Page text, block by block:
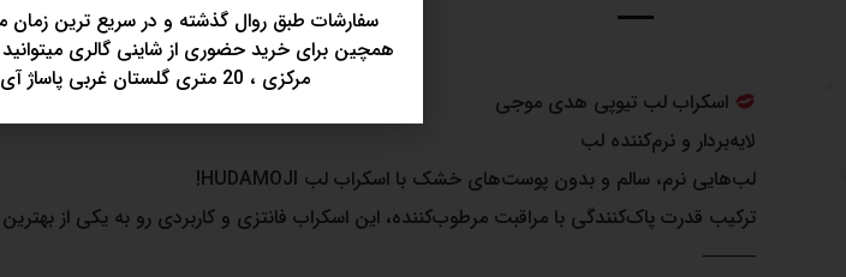
اسکراب لب تیوپی هدی موجی
لایه‌بردار و نرم‌کننده لب
لب‌هایی نرم، سالم و بدون پوست‌های خشک با اسکراب لب HUDAMOJI!
ترکیب قدرت پاک‌کنندگی با مراقبت مرطوب‌کننده، این اسکراب فانتزی و کاربردی رو به یکی از
⸻
سفارشات طبق روال گذشته و در سریع ترین
همچین برای خرید حضوری از شاینی گالری
مرکزی ، 20 متری گلستان غربی پاساژ آی مال ، پلاک 18 مراجعه نمایید.